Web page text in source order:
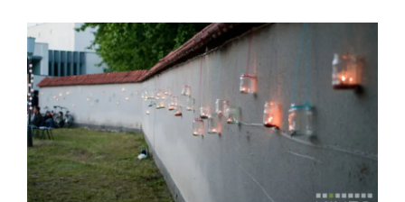
„PASAKOJE“,
„SIDABRINIŲ
GERVIŲ
„LOFTAS
FEST’12“